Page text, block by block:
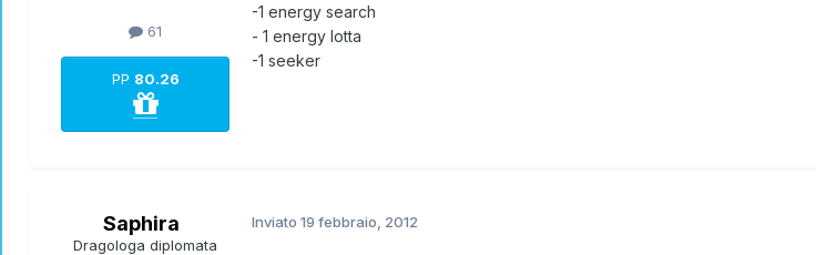
61
PP 80.26
-1 energy search
- 1 energy lotta
-1 seeker
Saphira
Dragologa diplomata
Inviato 19 febbraio, 2012